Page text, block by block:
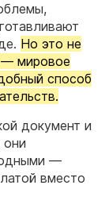
Но это не
— мировое
способ
документ и
они
—
вместо